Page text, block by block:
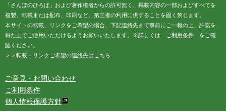
「さんぽのひろば」および著作権者からの許可無く、掲載内容の一部およびすべてを
複製、転載または配布、印刷など、第三者の利用に供することを固く禁じます。
本サイトの転載、リンクをご希望の場合、下記連絡先まで事前にご一報の上、許諾を
得た上でご使用いただけるようお願いいたします。※詳しくは ご利用条件 をご確
認ください。
＞＞転載・リンクご希望の連絡先はこちら
ご意見・お問い合わせ
ご利用条件
個人情報保護方針